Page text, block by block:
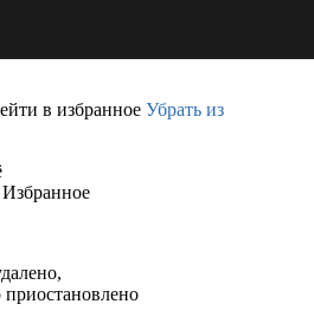
в избранное Убрать из
Избранное